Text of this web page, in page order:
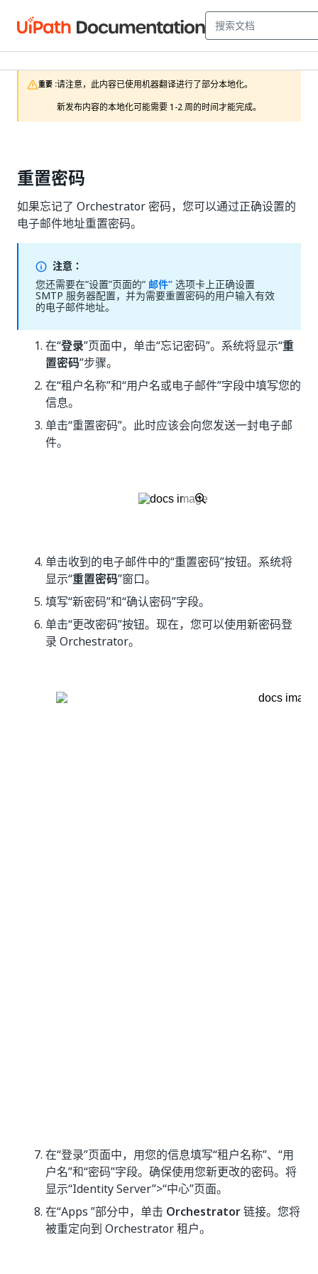
重要 :请注意，此内容已使用机器翻译进行了部分本地化。
新发布内容的本地化可能需要 1-2 周的时间才能完成。
重置密码
如果忘记了 Orchestrator 密码，您可以通过正确设置的
电子邮件地址重置密码。
注意：
您还需要在“设置”页面的“ 邮件”选项卡上正确设置
SMTP 服务器配置，并为需要重置密码的用户输入有效
的电子邮件地址。
在“登录”页面中，单击“忘记密码”。系统将显示“重
置密码”步骤。
在“租户名称”和“用户名或电子邮件”字段中填写您的
信息。
单击“重置密码”。此时应该会向您发送一封电子邮
件。
单击收到的电子邮件中的“重置密码”按钮。系统将
显示“重置密码”窗口。
填写“新密码”和“确认密码”字段。
单击“更改密码”按钮。现在，您可以使用新密码登
录 Orchestrator。
在“登录”页面中，用您的信息填写“租户名称”、“用
户名”和“密码”字段。确保使用您新更改的密码。将
显示“Identity Server”>“中心”页面。
在“Apps ”部分中，单击 Orchestrator链接。您将
被重定向到 Orchestrator 租户。